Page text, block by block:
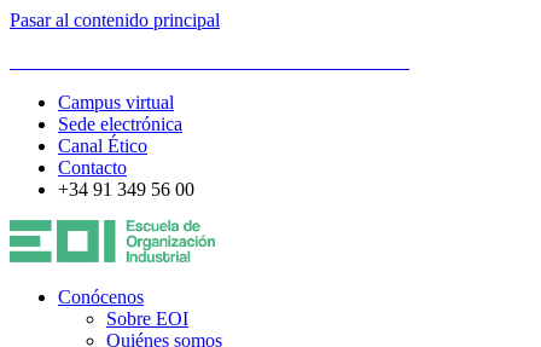
Pasar al contenido principal
Campus virtual
Sede electrónica
Canal Ético
Contacto
+34 91 349 56 00
Conócenos
Sobre EOI
Quiénes somos